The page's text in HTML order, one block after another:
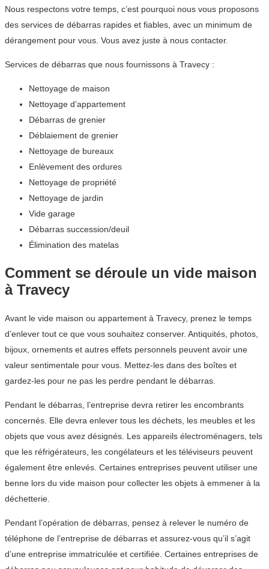
Nous respectons votre temps, c’est pourquoi nous vous proposons
des services de débarras rapides et fiables, avec un minimum de
dérangement pour vous. Vous avez juste à nous contacter.
Services de débarras que nous fournissons à Travecy :
Nettoyage de maison
Nettoyage d’appartement
Débarras de grenier
Déblaiement de grenier
Nettoyage de bureaux
Enlèvement des ordures
Nettoyage de propriété
Nettoyage de jardin
Vide garage
Débarras succession/deuil
Élimination des matelas
Comment se déroule un vide maison
à Travecy
Avant le vide maison ou appartement à Travecy, prenez le temps
d’enlever tout ce que vous souhaitez conserver. Antiquités, photos,
bijoux, ornements et autres effets personnels peuvent avoir une
valeur sentimentale pour vous. Mettez-les dans des boîtes et
gardez-les pour ne pas les perdre pendant le débarras.
Pendant le débarras, l’entreprise devra retirer les encombrants
concernés. Elle devra enlever tous les déchets, les meubles et les
objets que vous avez désignés. Les appareils électroménagers, tels
que les réfrigérateurs, les congélateurs et les téléviseurs peuvent
également être enlevés. Certaines entreprises peuvent utiliser une
benne lors du vide maison pour collecter les objets à emmener à la
déchetterie.
Pendant l’opération de débarras, pensez à relever le numéro de
téléphone de l’entreprise de débarras et assurez-vous qu’il s’agit
d’une entreprise immatriculée et certifiée. Certaines entreprises de